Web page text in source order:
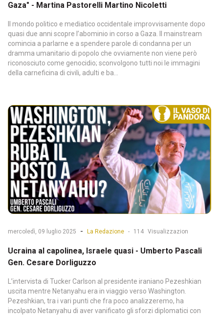
Gaza" - Martina Pastorelli Martino Nicoletti
Il mondo politico e mediatico occidentale improvvisamente dopo
quasi due anni scopre l’abominio in corso a Gaza. Il mainstream
comincia a parlarne e a spendere parole di condanna per un
dramma umanitario di popolo che ovviamente non viene però
riconosciuto come genocidio; sconvolgono tutti noi le immagini
della carneficina di civili, adulti e ba...
mercoledì, 09 luglio 2025 - La Redazione - 114 Visualizzazion
Ucraina al capolinea, Israele quasi - Umberto Pascali
Gen. Cesare Dorliguzzo
L’intervista di Tucker Carlson al presidente iraniano Pezeshkian
uscita mentre Netanyahu era in viaggio verso Washington.
Pezeshkian, tra i vari punti che fra poco analizzeremo, ha
incolpato Netanyahu di aver vanificato gli sforzi diplomatici con